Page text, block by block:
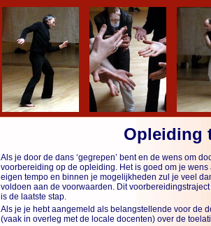
Opleiding
Als je door de dans ‘gegrepen’ bent en de wens om
voorbereiding op de opleiding. Het is goed om je
eigen tempo en binnen je mogelijkheden zul je veel
voldoen aan de voorwaarden. Dit
is de laatste stap.
Als je je hebt aangemeld als belangstellende voor de
(vaak in overleg met de locale docenten) over de